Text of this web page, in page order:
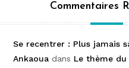
Commentaires
Se recentrer : Plus jamais
Ankaoua dans Le thème